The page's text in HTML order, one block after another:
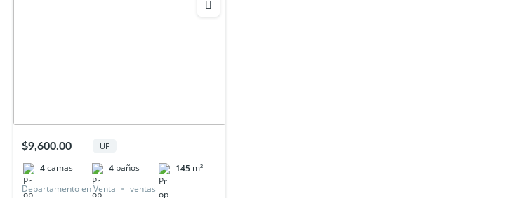
$9,600.00 UF
4camas 4 baños 145 m²
Departamento en Venta
ventas